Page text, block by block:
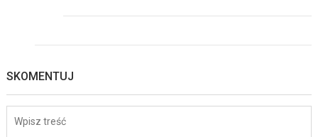
SKOMENTUJ